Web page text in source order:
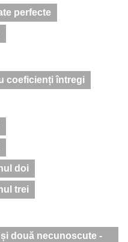
perfecte
coeficienți întregi
doi
trei
două necunoscute -